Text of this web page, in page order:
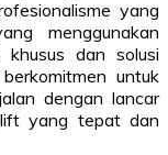
yang
menggunakan
dan solusi
untuk
dengan lancar
yang tepat dan